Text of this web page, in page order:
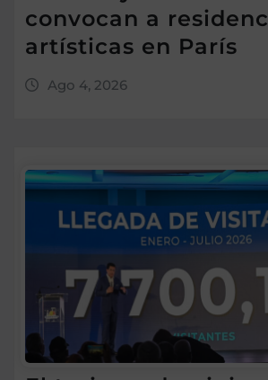
convocan a
artísticas en París
Ago 4, 2026